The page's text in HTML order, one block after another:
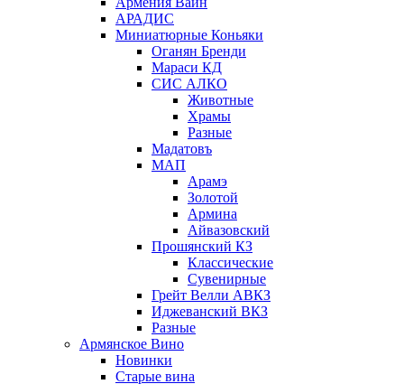
АРАДИС
Миниатюрные Коньяки
Оганян Бренди
Мараси КД
СИС АЛКО
Животные
Храмы
Разные
Мадатовъ
МАП
Арамэ
Золотой
Армина
Айвазовский
Прошянский КЗ
Классические
Сувенирные
Грейт Велли АВКЗ
Иджеванский ВКЗ
Разные
Армянское Вино
Новинки
Старые вина